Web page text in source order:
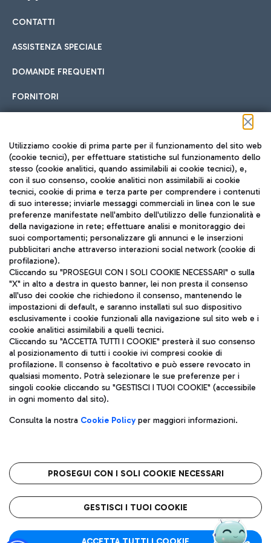
Cucina Internazionale
Fast Food
Pizza
Gelateria
Wine Bar & Sparkling
Hotel in aeroporto
Scegli l'alloggio più adatto e approfitta della vicinanza
all'aeroporto.
Car sharing
Con il Car Sharing è ancora più facile spostarsi
Treno
Raggiungi velocemente l'aeroporto di Fiumicino da Roma
tramite i servizi ferroviari Trenitalia.
Autobus
Scopri le linee di autobus per raggiungere l'aeroporto
Leonardo Da Vinci.
Raggiungi l’aeroporto senza pensieri con il servizio di taxi a
Ristoranti
Scopri la nostra offerta per una pausa gustosa in aeroporto
Mappa Aeroporto Fiumicino
CONTATTI
ASSISTENZA SPECIALE
DOMANDE FREQUENTI
FORNITORI
Seguici sui social
TRAVEL JOURNAL
ITA
Aeroporti di Roma S.p.A. - Società soggetta a direzione e
coordinamento di Mundys S.p.A.
Codice fiscale e Registro delle Imprese di Roma 13032990155 P.
IVA 06572251004
Capitale sociale 62.224.743,00 int. vers.
Sede legale: Via Pier Paolo Racchetti 1 - 00054 Fiumicino (RM)
telefono +39 06 65951
Privacy policy
Note legali
Roma FCO
L'aeroporto stellato
Utilizziamo cookie di prima parte per il funzionamento del sito web
(cookie tecnici), per effettuare statistiche sul funzionamento dello
stesso (cookie analitici, quando assimilabili ai cookie tecnici), e,
con il suo consenso, cookie analitici non assimilabili ai cookie
tecnici, cookie di prima e terza parte per comprendere i contenuti
di suo interesse; inviarle messaggi commerciali in linea con le sue
preferenze manifestate nell'ambito dell'utilizzo delle funzionalità e
della navigazione in rete; effettuare analisi e monitoraggio dei
suoi comportamenti; personalizzare gli annunci e le inserzioni
pubblicitari anche attraverso interazioni social network (cookie di
profilazione).
Cliccando su "PROSEGUI CON I SOLI COOKIE NECESSARI" o sulla
"X" in alto a destra in questo banner, lei non presta il consenso
all'uso dei cookie che richiedono il consenso, mantenendo le
impostazioni di default, e saranno installati sul suo dispositivo
esclusivamente i cookie funzionali alla navigazione sul sito web e i
cookie analitici assimilabili a quelli tecnici.
Cliccando su "ACCETTA TUTTI I COOKIE" presterà il suo consenso
al posizionamento di tutti i cookie ivi compresi cookie di
profilazione. Il consenso è facoltativo e può essere revocato in
qualsiasi momento. Potrà selezionare le sue preferenze per i
singoli cookie cliccando su "GESTISCI I TUOI COOKIE" (accessibile
in ogni momento dal sito).
Consulta la nostra Cookie Policyper maggiori informazioni.
PROSEGUI CON I SOLI COOKIE NECESSARI
GESTISCI I TUOI COOKIE